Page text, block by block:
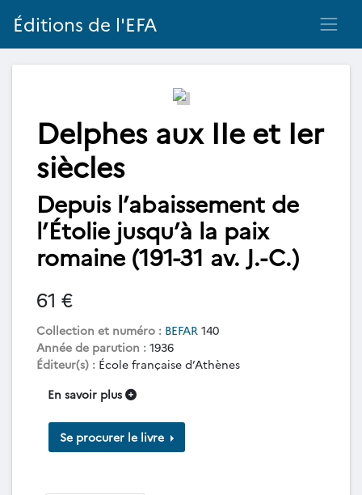
Éditions de l'EFA
Delphes aux IIe et Ier
siècles
Depuis l’abaissement de
l’Étolie jusqu’à la paix
romaine (191-31 av. J.-C.)
61 €
Collection et numéro : BEFAR 140
Année de parution : 1936
Éditeur(s) : École française d’Athènes
En savoir plus
Se procurer le livre